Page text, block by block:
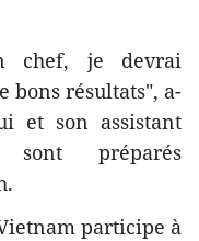
chef, je devrai
bons résultats", a-
et son assistant
préparés
participe à